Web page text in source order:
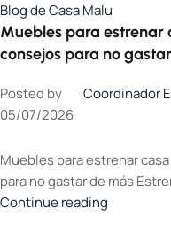
Blog de Casa Malu
Muebles para estrenar
consejos para no
Posted by
Coordinador
05/07/2026
Muebles para estrenar
para no gastar de más
Continue reading